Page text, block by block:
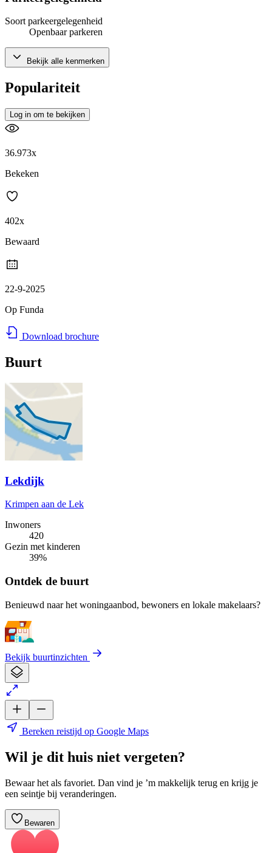
Soort parkeergelegenheid
Openbaar parkeren
Bekijk alle kenmerken
Populariteit
Log in om te bekijken
36.973x
Bekeken
402x
Bewaard
22-9-2025
Op Funda
Download brochure
Buurt
Lekdijk
Krimpen aan de Lek
Inwoners
420
Gezin met kinderen
39%
Ontdek de buurt
Benieuwd naar het woningaanbod, bewoners en lokale makelaars?
Bekijk buurtinzichten
Bereken reistijd op Google Maps
Wil je dit huis niet vergeten?
Bewaar het als favoriet. Dan vind je ’m makkelijk terug en krijg je
een seintje bij veranderingen.
Bewaren